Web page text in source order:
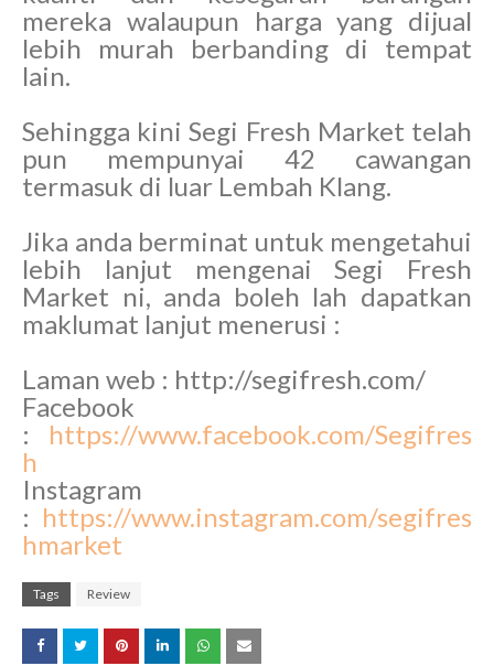
mereka walaupun harga yang dijual
lebih murah berbanding di tempat
lain.
Sehingga kini Segi Fresh Market telah
pun mempunyai 42 cawangan
termasuk di luar Lembah Klang.
Jika anda berminat untuk mengetahui
lebih lanjut mengenai Segi Fresh
Market ni, anda boleh lah dapatkan
maklumat lanjut menerusi :
Laman web : http://segifresh.com/
Facebook
: https://www.facebook.com/Segifres
h
Instagram
: https://www.instagram.com/segifres
hmarket
Tags Review